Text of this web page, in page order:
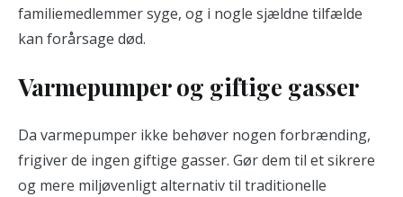
familiemedlemmer syge, og i nogle sjældne tilfælde
kan forårsage død.
Varmepumper og giftige gasser
Da varmepumper ikke behøver nogen forbrænding,
frigiver de ingen giftige gasser. Gør dem til et sikrere
og mere miljøvenligt alternativ til traditionelle